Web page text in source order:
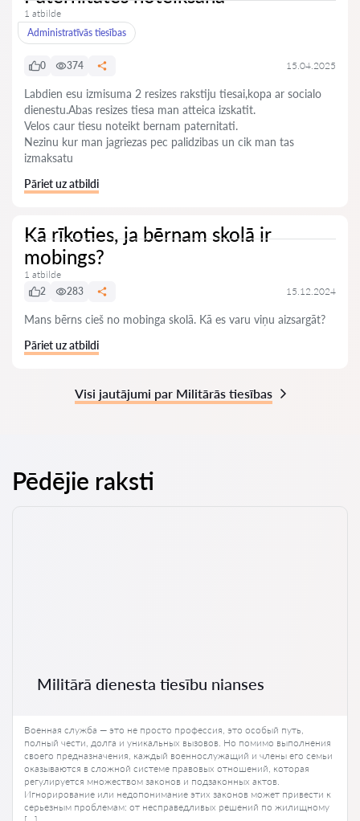
1 atbilde
Administratīvās tiesības
0 374 15.04.2025
Labdien esu izmisuma 2 resizes rakstiju tiesai,kopa ar socialo
dienestu.Abas resizes tiesa man atteica izskatit.
Velos caur tiesu noteikt bernam paternitati.
Nezinu kur man jagriezas pec palidzibas un cik man tas
izmaksatu
Pāriet uz atbildi
Kā rīkoties, ja bērnam skolā ir
mobings?
1 atbilde
2
283 15.12.2024
Mans bērns cieš no mobinga skolā. Kā es varu viņu aizsargāt?
Pāriet uz atbildi
Visi jautājumi par Militārās tiesības
Pēdējie raksti
Militārā dienesta tiesību nianses
Военная служба — это не просто профессия, это особый путь,
полный чести, долга и уникальных вызовов. Но помимо выполнения
своего предназначения, каждый военнослужащий и члены его семьи
оказываются в сложной системе правовых отношений, которая
регулируется множеством законов и подзаконных актов.
Игнорирование или недопонимание этих законов может привести к
серьезным проблемам: от несправедливых решений по жилищному